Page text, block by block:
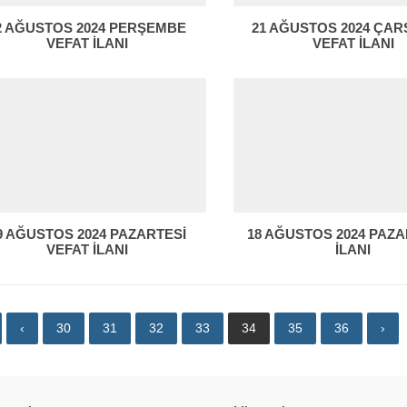
AĞUSTOS 2024 PERŞEMBE
VEFAT İLANI
21 AĞUSTOS 2024
VEFAT İLANI
AĞUSTOS 2024 PAZARTESİ
VEFAT İLANI
18 AĞUSTOS 2024
İLANI
‹ 30 31 32 33 34 35 36 ›